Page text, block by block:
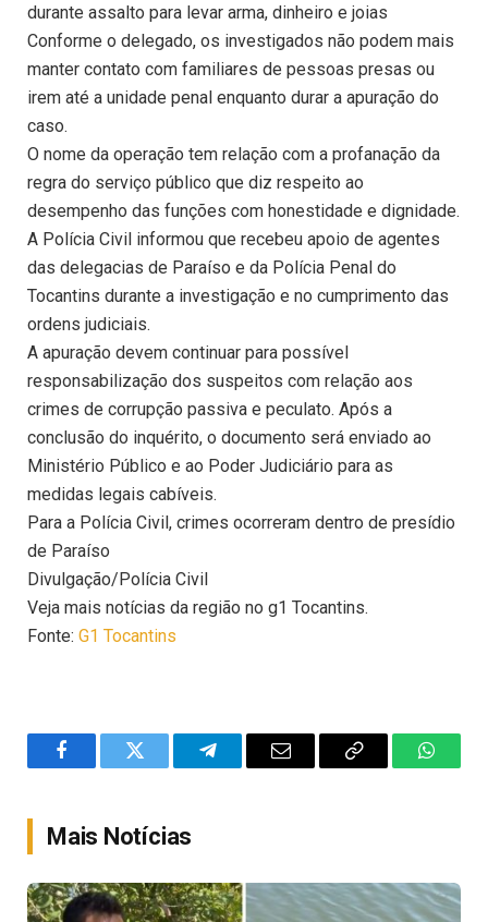
durante assalto para levar arma, dinheiro e joias
Conforme o delegado, os investigados não podem mais
manter contato com familiares de pessoas presas ou
irem até a unidade penal enquanto durar a apuração do
caso.
O nome da operação tem relação com a profanação da
regra do serviço público que diz respeito ao
desempenho das funções com honestidade e dignidade.
A Polícia Civil informou que recebeu apoio de agentes
das delegacias de Paraíso e da Polícia Penal do
Tocantins durante a investigação e no cumprimento das
ordens judiciais.
A apuração devem continuar para possível
responsabilização dos suspeitos com relação aos
crimes de corrupção passiva e peculato. Após a
conclusão do inquérito, o documento será enviado ao
Ministério Público e ao Poder Judiciário para as
medidas legais cabíveis.
Para a Polícia Civil, crimes ocorreram dentro de presídio
de Paraíso
Divulgação/Polícia Civil
Veja mais notícias da região no g1 Tocantins.
Fonte: G1 Tocantins
FacebookTwitter TelegramEmail
Copy
Mais Notícias